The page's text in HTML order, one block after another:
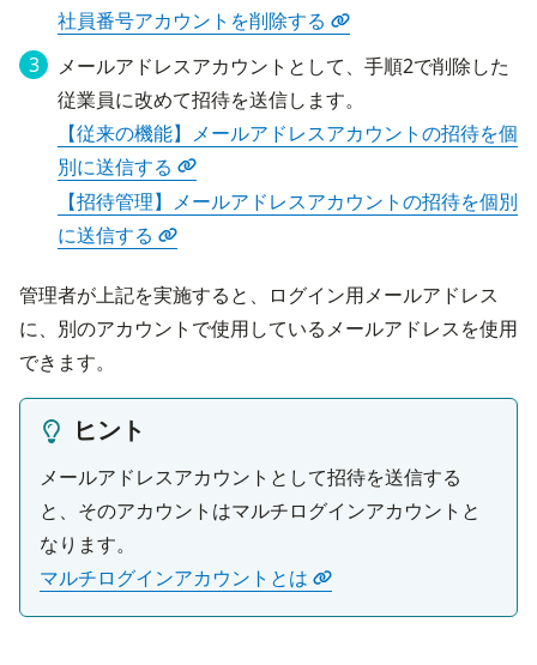
社員番号アカウントを削除する
メールアドレスアカウントとして、手順2で削除した
【従来の機能】メールアドレスアカウントの招待を個
別に送信する
【招待管理】メールアドレスアカウントの招待を個別
に送信する
管理者が上記を実施すると、ログイン用メールアドレス
に、別のアカウントで使用しているメールアドレスを使用
できます。
ヒント
メールアドレスアカウントとして招待を送信する
と、そのアカウントはマルチログインアカウントと
マルチログインアカウントとは